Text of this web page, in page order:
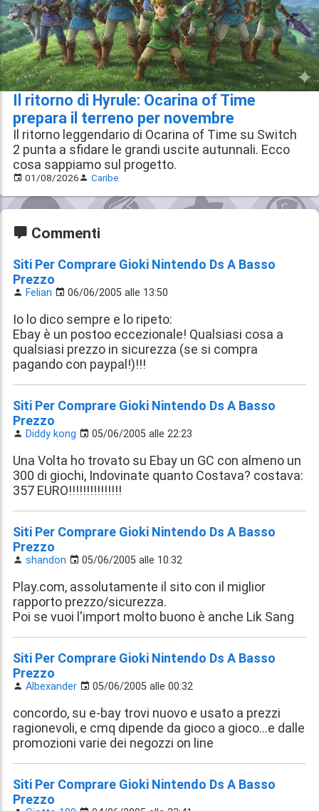
Il ritorno di Hyrule: Ocarina of Time
prepara il terreno per novembre
Il ritorno leggendario di Ocarina of Time su Switch
2 punta a sfidare le grandi uscite autunnali. Ecco
cosa sappiamo sul progetto.
01/08/2026 Caribe
Commenti
Siti Per Comprare Gioki Nintendo Ds A Basso
Prezzo
Felian 06/06/2005 alle 13:50
Io lo dico sempre e lo ripeto:
Ebay è un postoo eccezionale! Qualsiasi cosa a
qualsiasi prezzo in sicurezza (se si compra
pagando con paypal!)!!!
Siti Per Comprare Gioki Nintendo Ds A Basso
Prezzo
Diddy kong 05/06/2005 alle 22:23
Una Volta ho trovato su Ebay un GC con almeno un
300 di giochi, Indovinate quanto Costava? costava:
357 EURO!!!!!!!!!!!!!!!
Siti Per Comprare Gioki Nintendo Ds A Basso
Prezzo
shandon 05/06/2005 alle 10:32
Play.com, assolutamente il sito con il miglior
rapporto prezzo/sicurezza.
Poi se vuoi l'import molto buono è anche Lik Sang
Siti Per Comprare Gioki Nintendo Ds A Basso
Prezzo
Albexander 05/06/2005 alle 00:32
concordo, su e-bay trovi nuovo e usato a prezzi
ragionevoli, e cmq dipende da gioco a gioco...e dalle
promozioni varie dei negozzi on line
Siti Per Comprare Gioki Nintendo Ds A Basso
Prezzo